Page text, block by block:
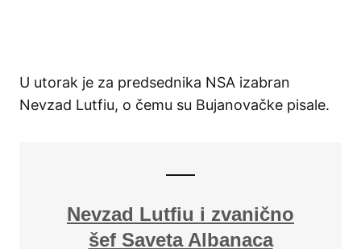
U utorak je za predsednika NSA izabran
Nevzad Lutfiu, o čemu su Bujanovačke pisale.
Nevzad Lutfiu i zvanično
šef Saveta Albanaca